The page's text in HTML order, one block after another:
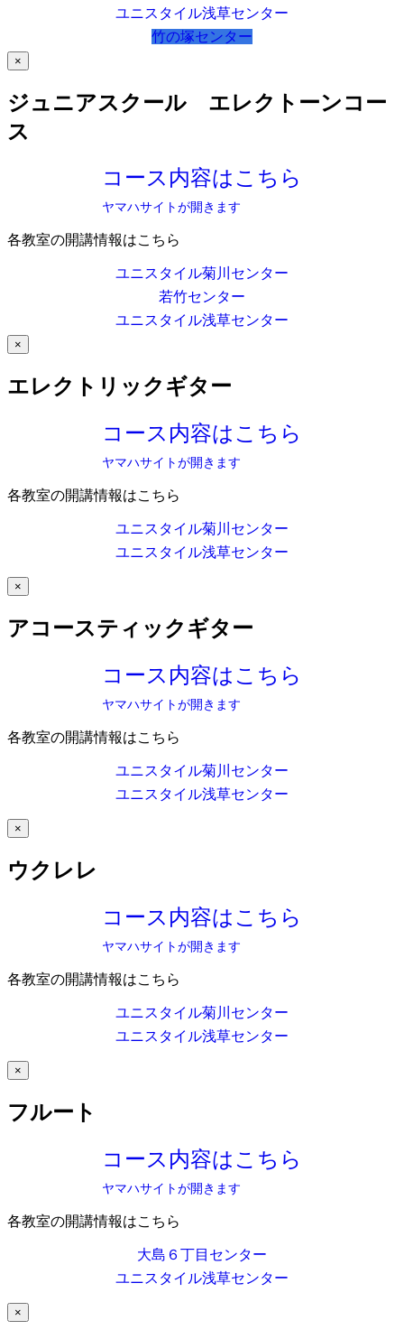
ユニスタイル浅草センター
竹の塚センター
×
ジュニアスクール エレクトーンコー
ス
コース内容はこちら
ヤマハサイトが開きます
各教室の開講情報はこちら
ユニスタイル菊川センター
若竹センター
ユニスタイル浅草センター
×
エレクトリックギター
コース内容はこちら
ヤマハサイトが開きます
各教室の開講情報はこちら
ユニスタイル菊川センター
ユニスタイル浅草センター
×
アコースティックギター
コース内容はこちら
ヤマハサイトが開きます
各教室の開講情報はこちら
ユニスタイル菊川センター
ユニスタイル浅草センター
×
ウクレレ
コース内容はこちら
ヤマハサイトが開きます
各教室の開講情報はこちら
ユニスタイル菊川センター
ユニスタイル浅草センター
×
フルート
コース内容はこちら
ヤマハサイトが開きます
各教室の開講情報はこちら
大島６丁目センター
ユニスタイル浅草センター
×